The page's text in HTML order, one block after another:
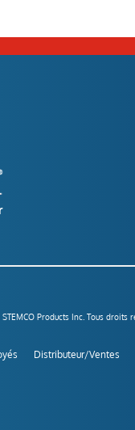
Products Inc. Tous droits
Distributeur/Ventes